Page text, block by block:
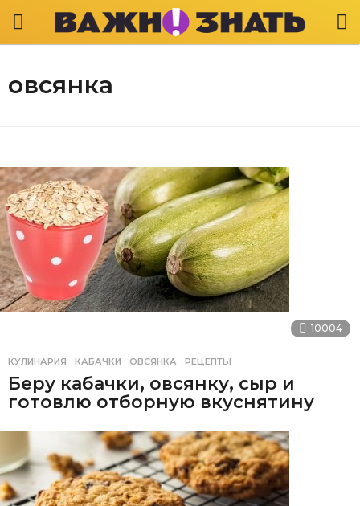
овсянка
10004
КУЛИНАРИЯ КАБАЧКИ ,ОВСЯНКА ,РЕЦЕПТЫ
Беру кабачки, овсянку, сыр и
готовлю отборную вкуснятину